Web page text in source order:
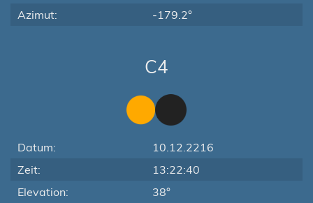
Azimut:
-179.2°
C4
Datum:
10.12.2216
Zeit:
13:22:40
Elevation:
38°